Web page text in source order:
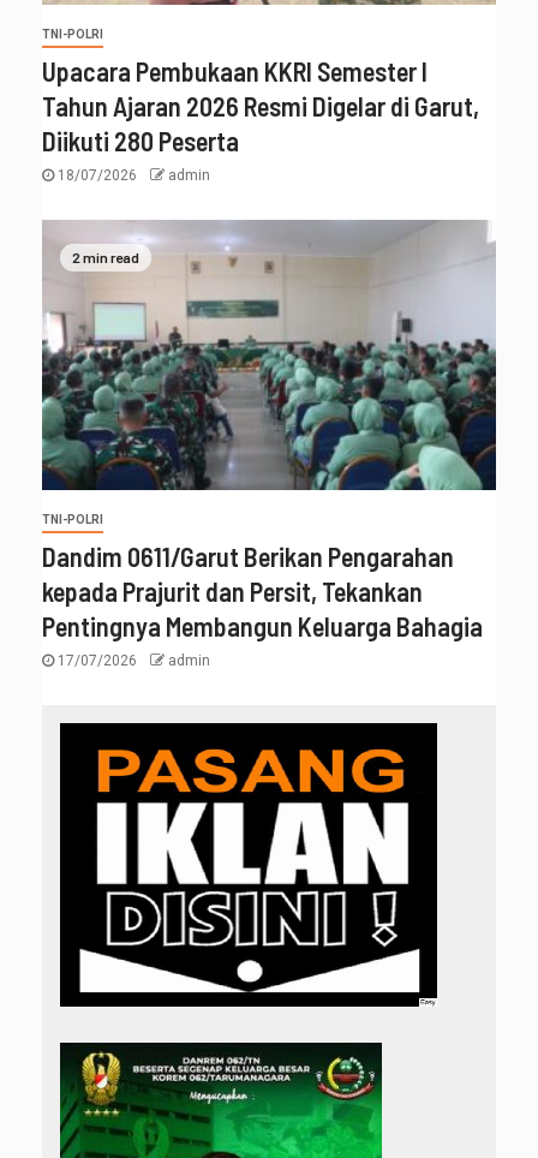
TNI-POLRI
Upacara Pembukaan KKRI Semester I
Tahun Ajaran 2026 Resmi Digelar di Garut,
Diikuti 280 Peserta
18/07/2026 admin
2 min read
TNI-POLRI
‎Dandim 0611/Garut Berikan Pengarahan
kepada Prajurit dan Persit, Tekankan
Pentingnya Membangun Keluarga Bahagia
17/07/2026 admin